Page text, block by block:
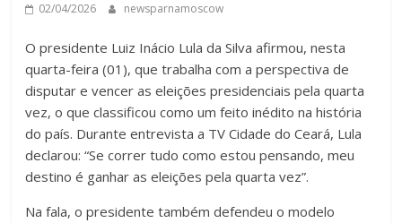
02/04/2026 newsparnamoscow
O presidente Luiz Inácio Lula da Silva afirmou, nesta
quarta-feira (01), que trabalha com a perspectiva de
disputar e vencer as eleições presidenciais pela quarta
vez, o que classificou como um feito inédito na história
do país. Durante entrevista a TV Cidade do Ceará, Lula
declarou: “Se correr tudo como estou pensando, meu
destino é ganhar as eleições pela quarta vez”.
Na fala, o presidente também defendeu o modelo